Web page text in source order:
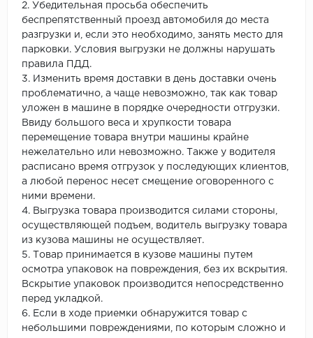
2. Убедительная просьба обеспечить
беспрепятственный проезд автомобиля до места
разгрузки и, если это необходимо, занять место для
парковки. Условия выгрузки не должны нарушать
правила ПДД.
3. Изменить время доставки в день доставки очень
проблематично, а чаще невозможно, так как товар
уложен в машине в порядке очередности отгрузки.
Ввиду большого веса и хрупкости товара
перемещение товара внутри машины крайне
нежелательно или невозможно. Также у водителя
расписано время отгрузок у последующих клиентов,
а любой перенос несет смещение оговоренного с
ними времени.
4. Выгрузка товара производится силами стороны,
осуществляющей подъем, водитель выгрузку товара
из кузова машины не осуществляет.
5. Товар принимается в кузове машины путем
осмотра упаковок на повреждения, без их вскрытия.
Вскрытие упаковок производится непосредственно
перед укладкой.
6. Если в ходе приемки обнаружится товар с
небольшими повреждениями, по которым сложно и